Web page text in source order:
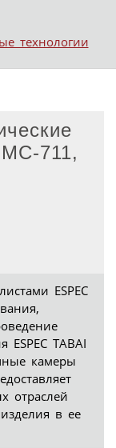
технологии
711,
ESPEC
TABAI
камеры
отраслей
в ее